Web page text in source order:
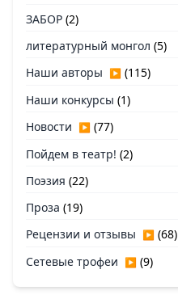
ЗАБОР (2)
литературный монгол (5)
Наши авторы ▶ (115)
Наши конкурсы (1)
Новости ▶ (77)
Пойдем в театр! (2)
Поэзия (22)
Проза (19)
Рецензии и отзывы ▶ (68)
Сетевые трофеи ▶ (9)